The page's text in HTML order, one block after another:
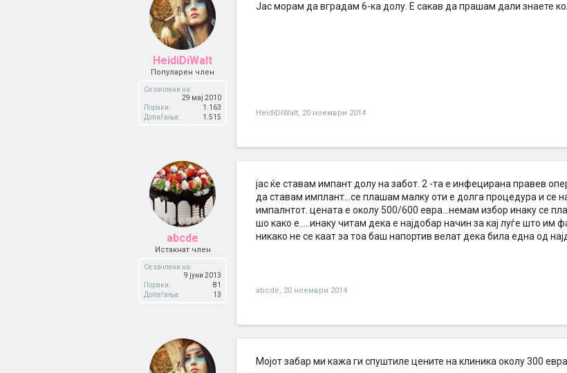
HeidiDiWalt
Популарен член
Се зачлени на:
29 мај 2010
Пораки:
1.163
Допаѓања:
1.515
Јaс морам да вградам 6-ка долу. Е сакав да прашам дали знаете
HeidiDiWalt, 20 ноември 2014
abcde
Истакнат член
Се зачлени на:
9 јуни 2013
Пораки:
81
Допаѓања:
13
јас ќе ставам импант долу на забот. 2 -та е инфецирана правев
да ставам имплант...се плашам малку оти е долга процедура и се
импалнтот. цената е околу 500/600 евра...немам избор инаку се
шо како е.....инаку читам дека е најдобар начин за кај луѓе што
никако не се каат за тоа баш напортив велат дека била една од
abcde, 20 ноември 2014
Мојот забар ми кажа ги спуштиле цените на клиника околу 300